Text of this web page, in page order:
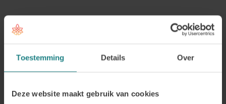
Toestemming Details Over
Deze website maakt gebruik van cookies
Laatste blogberichten
signalen, begrijp de
hechtingsstijlen en leer wat helpt
9 juli 2026
Auteur: Marian Kok en Judith